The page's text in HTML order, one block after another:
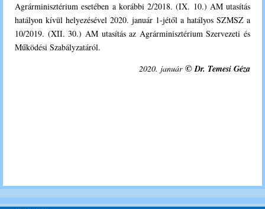
Agrárminisztérium esetében a korábbi 2/2018. (IX. 10.) AM utasítás
hatályon kívül helyezésével 2020. január 1-jétől a hatályos SZMSZ a
10/2019. (XII. 30.) AM utasítás az Agrárminisztérium Szervezeti és
Működési Szabályzatáról.
2020. január ©Dr. Temesi Géza